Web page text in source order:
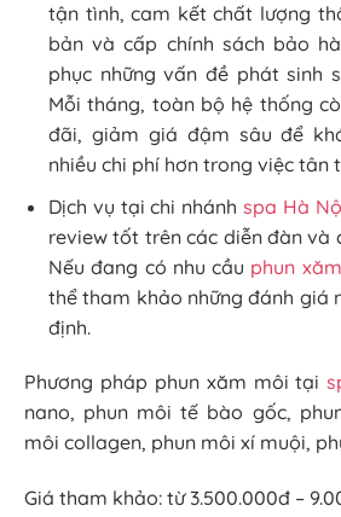
tận tình, cam kết chất lượng
bản và cấp chính sách bảo
phục những vấn đề phát sinh
Mỗi tháng, toàn bộ hệ thống
đãi, giảm giá đậm sâu để
nhiều chi phí hơn trong việc tân
Dịch vụ tại chi nhánhspa Hà
review tốt trên các diễn đàn và
Nếu đang có nhu cầu phun
thể tham khảo những đánh giá
định.
Phương pháp phun xăm môi tại
nano, phun môi tế bào gốc,
môi collagen, phun môi xí muội,
Giá tham khảo: từ 3.500.000đ –